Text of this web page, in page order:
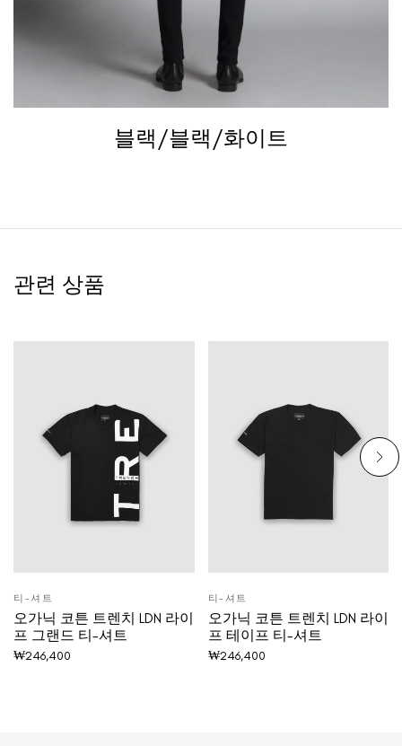
블랙/블랙/화이트
관련 상품
티-셔트
오가닉 코튼 트렌치 LDN 라이
프 그랜드 티-셔트
₩246,400
티-셔트
오가닉 코튼 트렌치 LDN 라이
프 테이프 티-셔트
₩246,400